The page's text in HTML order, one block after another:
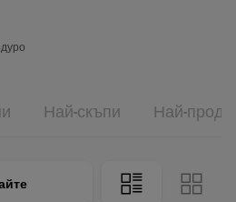
Най-скъпи Най-